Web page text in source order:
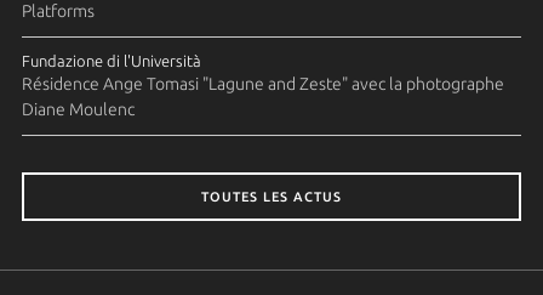
Platforms
Fundazione di l'Università
Résidence Ange Tomasi "Lagune and Zeste" avec la photographe
Diane Moulenc
TOUTES LES ACTUS